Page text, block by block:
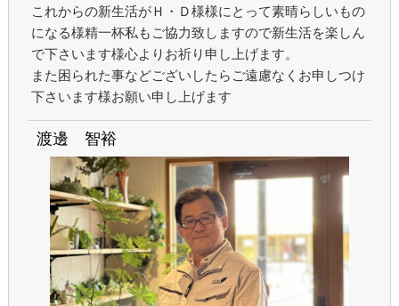
これからの新生活がＨ・Ｄ様様にとって素晴らしいもの
になる様精一杯私もご協力致しますので新生活を楽しん
で下さいます様心よりお祈り申し上げます。
また困られた事などございしたらご遠慮なくお申しつけ
下さいます様お願い申し上げます
渡邊 智裕